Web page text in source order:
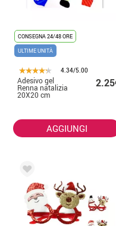
CONSEGNA 24/48 ORE
ULTIME UNITÀ
4.34/5.00
Adesivo gel
Renna natalizia
20X20 cm
AGGIUNGI